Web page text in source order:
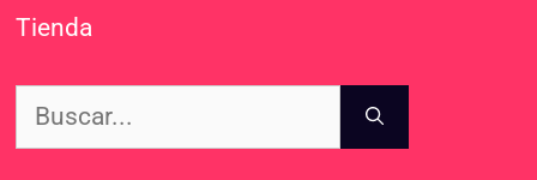
Tienda
Buscar: